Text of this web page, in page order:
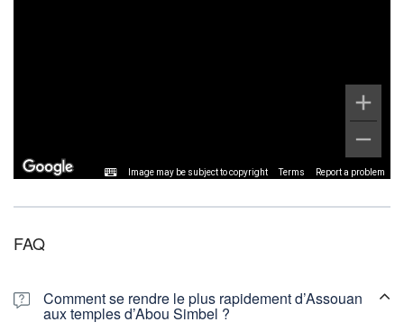
Image may be subject to copyright Terms Report a problem
FAQ
Comment se rendre le plus rapidement d’Assouan
aux temples d’Abou Simbel ?